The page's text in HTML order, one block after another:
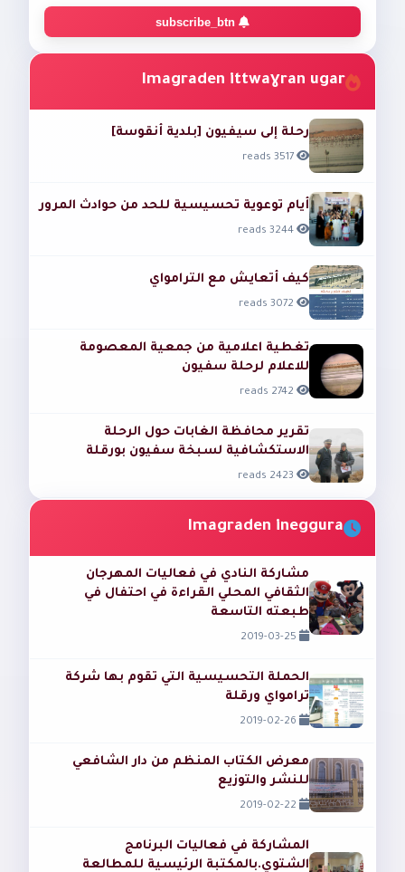
Imagraden ittwaɣran ugar
رحلة إلى سيفيون [بلدية أنقوسة]
أيام توعوية تحسيسية للحد من حوادث المرور
كيف أتعايش مع الترامواي
تغطية اعلامية من جمعية المعصومة
للاعلام لرحلة سفيون
تقرير محافظة الغابات حول الرحلة
الاستكشافية لسبخة سفيون بورقلة
Imagraden ineggura
مشاركة النادي في فعاليات المهرجان
الثقافي المحلي القراءة في احتفال في
طبعته التاسعة
الحملة التحسيسية التي تقوم بها شركة
ترامواي ورقلة
معرض الكتاب المنظم من دار الشافعي
للنشر والتوزيع
المشاركة في فعاليات البرنامج
الشتوي.بالمكتبة الرئيسية للمطالعة